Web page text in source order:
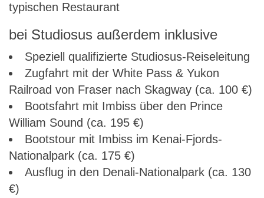
typischen Restaurant
bei Studiosus außerdem inklusive
Speziell qualifizierte Studiosus-Reiseleitung
Zugfahrt mit der White Pass & Yukon
Railroad von Fraser nach Skagway (ca. 100 €)
Bootsfahrt mit Imbiss über den Prince
William Sound (ca. 195 €)
Bootstour mit Imbiss im Kenai-Fjords-
Nationalpark (ca. 175 €)
Ausflug in den Denali-Nationalpark (ca. 130
€)